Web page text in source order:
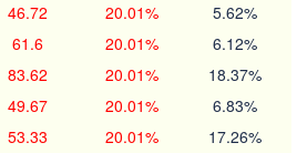
46.72 20.01% 5.62%
61.6 20.01% 6.12%
83.62 20.01% 18.37%
49.67 20.01% 6.83%
53.33 20.01% 17.26%